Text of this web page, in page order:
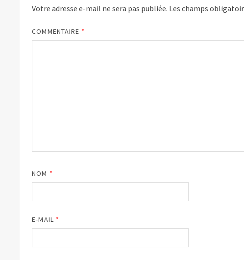
Votre adresse e-mail ne sera pas publiée. Les champs
COMMENTAIRE *
NOM *
E-MAIL *